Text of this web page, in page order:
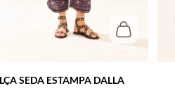
SEDA ESTAMPA DALLA